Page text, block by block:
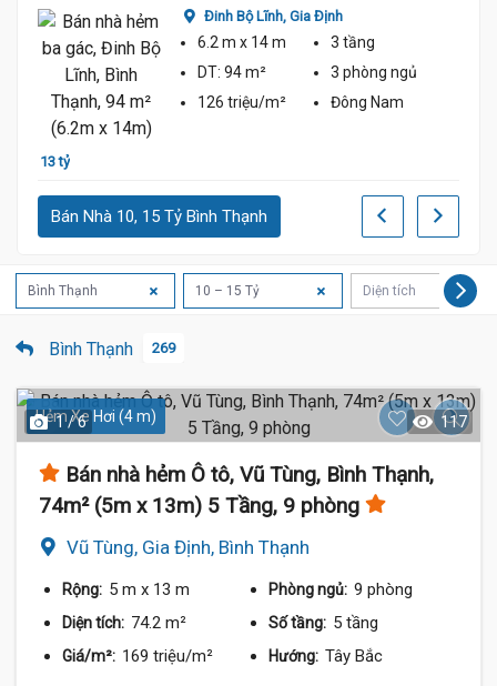
13 tỷ
Đinh Bộ Lĩnh, Gia Định
6.2 m x 14 m
3 tầng
DT: 94 m² 3 phòng ngủ
126 triệu/m²
Đông Nam
Bán Nhà 10, 15 Tỷ Bình Thạnh
Bình Thạnh 10 – 15 Tỷ Diện tích
Bình Thạnh 269
Hẻm Xe Hơi (4 m)
1 / 6 117
Bán nhà hẻm Ô tô, Vũ Tùng, Bình Thạnh,
74m² (5m x 13m) 5 Tầng, 9 phòng
Vũ Tùng, Gia Định, Bình Thạnh
Rộng: 5 m x 13 m Phòng ngủ: 9 phòng
Diện tích: 74.2 m² Số tầng: 5 tầng
Giá/m²: 169 triệu/m² Hướng: Tây Bắc